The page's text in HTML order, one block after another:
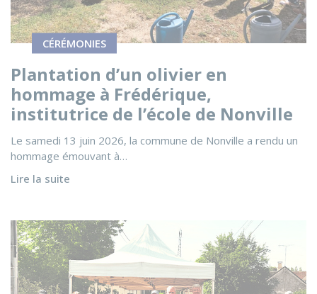
CÉRÉMONIES
Plantation d’un olivier en
hommage à Frédérique,
institutrice de l’école de Nonville
Le samedi 13 juin 2026, la commune de Nonville a rendu un
hommage émouvant à…
Lire la suite
Voir l'actualité Fête des Voisins - Rue de Cugny